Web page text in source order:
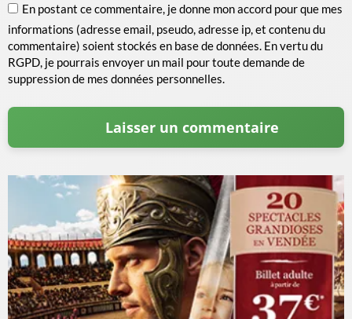
En postant ce commentaire, je donne mon accord pour que mes
informations (adresse email, pseudo, adresse ip, et contenu du
commentaire) soient stockés en base de données. En vertu du
RGPD, je pourrais envoyer un mail pour toute demande de
suppression de mes données personnelles.